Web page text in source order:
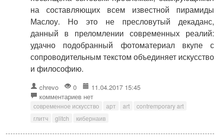
на составляющих всем известной пирамиды
Маслоу. Но это не пресловутый декаданс,
данный в преломлении современных реалий:
удачно подобранный фотоматериал вкупе с
сопроводительным текстом объединяет искусство
и философию.
chrevo 0
11.04.2017 15:45
комментариев нет
современное искусство арт art
contremporary art
глитч
glitch кибернаив